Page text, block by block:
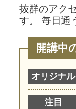
抜群のアク
す。 毎日通
開講中
オリジナル
注目